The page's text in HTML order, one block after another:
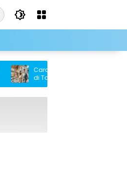
Cara Cerdas Memiliki Rumah Tanpa
di Tahun 2025